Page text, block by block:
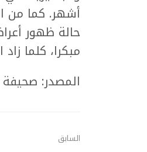
أشهر. كما من
حالة ظهور
مبكرا، كلما
المصدر: صحيفة
السابق